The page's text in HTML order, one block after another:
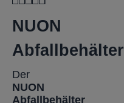
NUON
Abfallbehälter
Der
NUON
Abfallbehälter